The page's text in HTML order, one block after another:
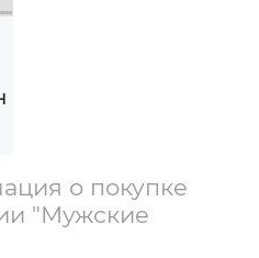
о покупке
"Мужские